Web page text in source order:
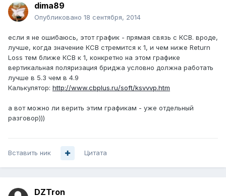
dima89
Опубликовано 18 сентября, 2014
если я не ошибаюсь, этот график - прямая связь с КСВ. вроде,
лучше, когда значение КСВ стремится к 1, и чем ниже Return
Loss тем ближе КСВ к 1, конкретно на этом графике
вертикальная поляризация бриджа условно должна работать
лучше в 5.3 чем в 4.9
Калькулятор: http://www.cbplus.ru/soft/ksvvvp.htm
а вот можно ли верить этим графикам - уже отдельный
разговор)))
Вставить ник Цитата
DZTron